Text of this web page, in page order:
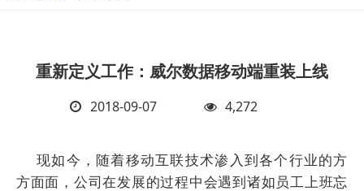
重新定义工作：威尔数据移动端重装上线
2018-09-07 4,272
现如今，随着移动互联技术渗入到各个行业的方
方面面，公司在发展的过程中会遇到诸如员工上班忘